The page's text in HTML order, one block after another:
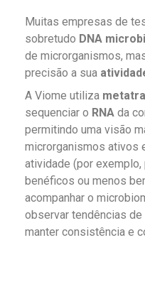
Muitas empresas de
sobretudo DNA
de microrganismos,
precisão a sua
A Viome utiliza
sequenciar o RNA da
permitindo uma visão
microrganismos ativos
atividade (por
benéficos ou menos
acompanhar o
observar tendências de
manter consistência e